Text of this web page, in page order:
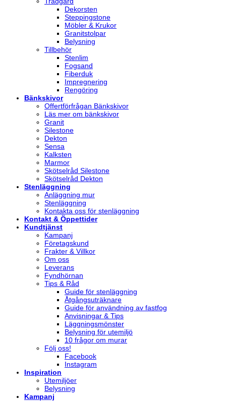
Dekorsten
Steppingstone
Möbler & Krukor
Granitstolpar
Belysning
Tillbehör
Stenlim
Fogsand
Fiberduk
Impregnering
Rengöring
Bänkskivor
Offertförfrågan Bänkskivor
Läs mer om bänkskivor
Granit
Silestone
Dekton
Sensa
Kalksten
Marmor
Skötselråd Silestone
Skötselråd Dekton
Stenläggning
Anläggning mur
Stenläggning
Kontakta oss för stenläggning
Kontakt & Öppettider
Kundtjänst
Kampanj
Företagskund
Frakter & Villkor
Om oss
Leverans
Fyndhörnan
Tips & Råd
Guide för stenläggning
Åtgångsuträknare
Guide för användning av fastfog
Anvisningar & Tips
Läggningsmönster
Belysning för utemiljö
10 frågor om murar
Följ oss!
Facebook
Instagram
Inspiration
Utemiljöer
Belysning
Kampanj